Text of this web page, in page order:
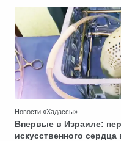
Новости «Хадассы»
Впервые в Израиле:
искусственного